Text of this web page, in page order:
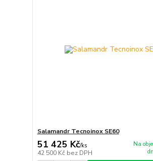
Salamandr Tecnoinox SE60
51 425 Kč/ks
42 500 Kč bez DPH
Na